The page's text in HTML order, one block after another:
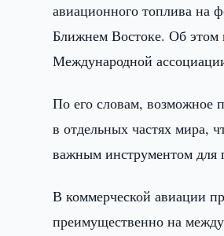
авиационного топлива на
Ближнем Востоке. Об этом
Международной
По его словам, возможное
в отдельных частях мира,
важным инструментом для
В коммерческой авиации
преимущественно на